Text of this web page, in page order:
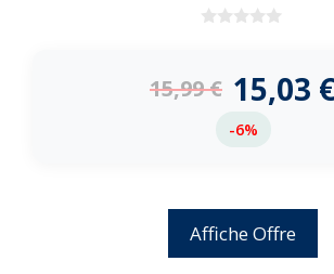
5
15,99€ 15,03
-6%
Affiche Offre